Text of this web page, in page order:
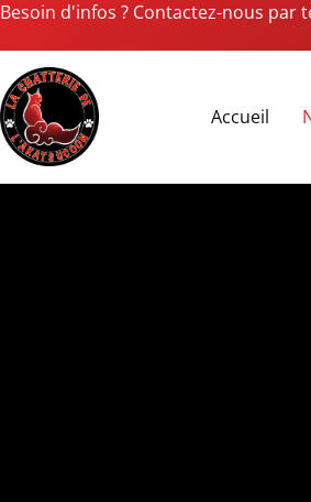
Besoin d'infos ? Contactez-nous par
Accueil